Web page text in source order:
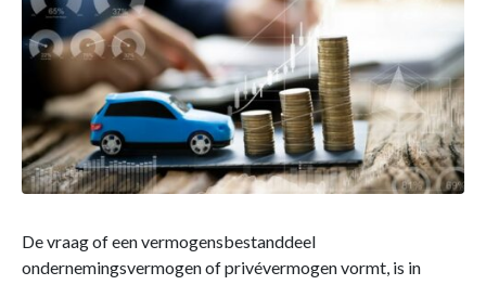
De vraag of een vermogensbestanddeel
ondernemingsvermogen of privévermogen vormt, is in